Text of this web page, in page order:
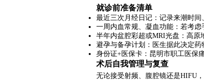
就诊前准备清单
最近三次月经日记：记录来潮时间
一周内血常规、凝血功能：若考虑
半年内盆腔彩超或MRI光盘：高原
避孕与备孕计划：医生据此决定药
身份证+医保卡：昆明市职工医保
术后自我管理与复查
无论接受射频、腹腔镜还是HIFU